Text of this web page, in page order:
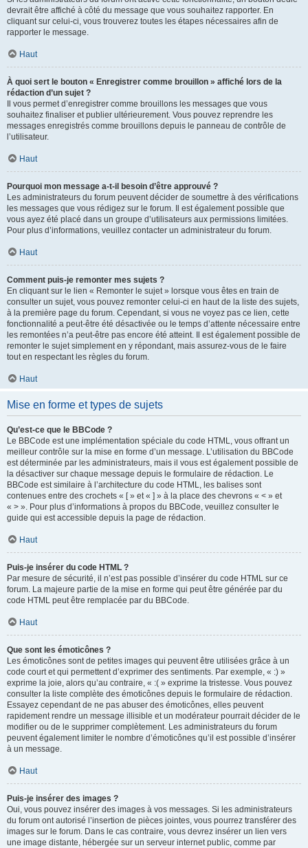
devrait être affiché à côté du message que vous souhaitez rapporter. En
cliquant sur celui-ci, vous trouverez toutes les étapes nécessaires afin de
rapporter le message.
Haut
À quoi sert le bouton « Enregistrer comme brouillon » affiché lors de la
rédaction d’un sujet ?
Il vous permet d’enregistrer comme brouillons les messages que vous
souhaitez finaliser et publier ultérieurement. Vous pouvez reprendre les
messages enregistrés comme brouillons depuis le panneau de contrôle de
l’utilisateur.
Haut
Pourquoi mon message a-t-il besoin d’être approuvé ?
Les administrateurs du forum peuvent décider de soumettre à des vérifications
les messages que vous rédigez sur le forum. Il est également possible que
vous ayez été placé dans un groupe d’utilisateurs aux permissions limitées.
Pour plus d’informations, veuillez contacter un administrateur du forum.
Haut
Comment puis-je remonter mes sujets ?
En cliquant sur le lien « Remonter le sujet » lorsque vous êtes en train de
consulter un sujet, vous pouvez remonter celui-ci en haut de la liste des sujets,
à la première page du forum. Cependant, si vous ne voyez pas ce lien, cette
fonctionnalité a peut-être été désactivée ou le temps d’attente nécessaire entre
les remontées n’a peut-être pas encore été atteint. Il est également possible de
remonter le sujet simplement en y répondant, mais assurez-vous de le faire
tout en respectant les règles du forum.
Haut
Mise en forme et types de sujets
Qu’est-ce que le BBCode ?
Le BBCode est une implémentation spéciale du code HTML, vous offrant un
meilleur contrôle sur la mise en forme d’un message. L’utilisation du BBCode
est déterminée par les administrateurs, mais il vous est également possible de
la désactiver sur chaque message depuis le formulaire de rédaction. Le
BBCode est similaire à l’architecture du code HTML, les balises sont
contenues entre des crochets « [ » et « ] » à la place des chevrons « < » et
« > ». Pour plus d’informations à propos du BBCode, veuillez consulter le
guide qui est accessible depuis la page de rédaction.
Haut
Puis-je insérer du code HTML ?
Par mesure de sécurité, il n’est pas possible d’insérer du code HTML sur ce
forum. La majeure partie de la mise en forme qui peut être générée par du
code HTML peut être remplacée par du BBCode.
Haut
Que sont les émoticônes ?
Les émoticônes sont de petites images qui peuvent être utilisées grâce à un
code court et qui permettent d’exprimer des sentiments. Par exemple, « :) »
exprime la joie, alors qu’au contraire, « :( » exprime la tristesse. Vous pouvez
consulter la liste complète des émoticônes depuis le formulaire de rédaction.
Essayez cependant de ne pas abuser des émoticônes, elles peuvent
rapidement rendre un message illisible et un modérateur pourrait décider de le
modifier ou de le supprimer complètement. Les administrateurs du forum
peuvent également limiter le nombre d’émoticônes qu’il est possible d’insérer
à un message.
Haut
Puis-je insérer des images ?
Oui, vous pouvez insérer des images à vos messages. Si les administrateurs
du forum ont autorisé l’insertion de pièces jointes, vous pourrez transférer des
images sur le forum. Dans le cas contraire, vous devrez insérer un lien vers
une image distante, hébergée sur un serveur internet public, comme par